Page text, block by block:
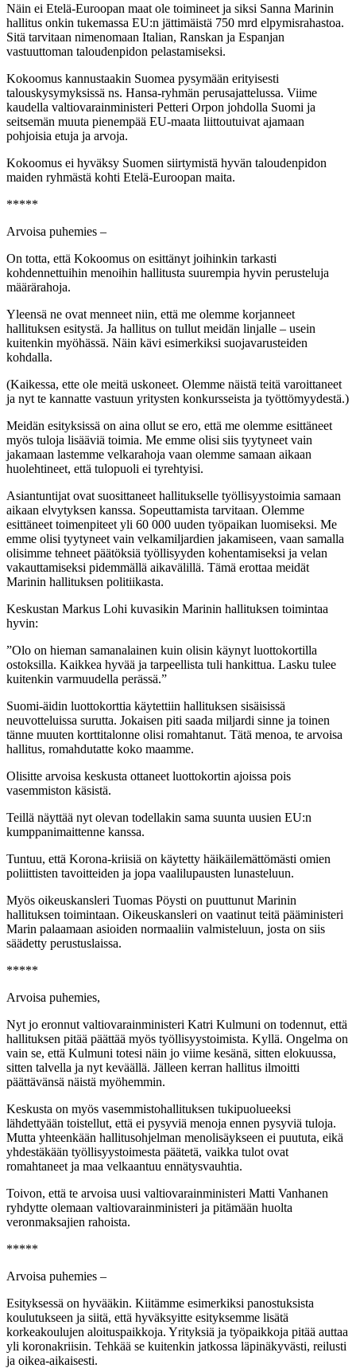
Näin ei Etelä-Euroopan maat ole toimineet ja siksi Sanna Marinin
hallitus onkin tukemassa EU:n jättimäistä 750 mrd elpymisrahastoa.
Sitä tarvitaan nimenomaan Italian, Ranskan ja Espanjan
vastuuttoman taloudenpidon pelastamiseksi.
Kokoomus kannustaakin Suomea pysymään erityisesti
talouskysymyksissä ns. Hansa-ryhmän perusajattelussa. Viime
kaudella valtiovarainministeri Petteri Orpon johdolla Suomi ja
seitsemän muuta pienempää EU-maata liittoutuivat ajamaan
pohjoisia etuja ja arvoja.
Kokoomus ei hyväksy Suomen siirtymistä hyvän taloudenpidon
maiden ryhmästä kohti Etelä-Euroopan maita.
*****
Arvoisa puhemies –
On totta, että Kokoomus on esittänyt joihinkin tarkasti
kohdennettuihin menoihin hallitusta suurempia hyvin perusteluja
määrärahoja.
Yleensä ne ovat menneet niin, että me olemme korjanneet
hallituksen esitystä. Ja hallitus on tullut meidän linjalle – usein
kuitenkin myöhässä. Näin kävi esimerkiksi suojavarusteiden
kohdalla.
(Kaikessa, ette ole meitä uskoneet. Olemme näistä teitä varoittaneet
ja nyt te kannatte vastuun yritysten konkursseista ja työttömyydestä.)
Meidän esityksissä on aina ollut se ero, että me olemme esittäneet
myös tuloja lisääviä toimia. Me emme olisi siis tyytyneet vain
jakamaan lastemme velkarahoja vaan olemme samaan aikaan
huolehtineet, että tulopuoli ei tyrehtyisi.
Asiantuntijat ovat suosittaneet hallitukselle työllisyystoimia samaan
aikaan elvytyksen kanssa. Sopeuttamista tarvitaan. Olemme
esittäneet toimenpiteet yli 60 000 uuden työpaikan luomiseksi. Me
emme olisi tyytyneet vain velkamiljardien jakamiseen, vaan samalla
olisimme tehneet päätöksiä työllisyyden kohentamiseksi ja velan
vakauttamiseksi pidemmällä aikavälillä. Tämä erottaa meidät
Marinin hallituksen politiikasta.
Keskustan Markus Lohi kuvasikin Marinin hallituksen toimintaa
hyvin:
”Olo on hieman samanalainen kuin olisin käynyt luottokortilla
ostoksilla. Kaikkea hyvää ja tarpeellista tuli hankittua. Lasku tulee
kuitenkin varmuudella perässä.”
Suomi-äidin luottokorttia käytettiin hallituksen sisäisissä
neuvotteluissa surutta. Jokaisen piti saada miljardi sinne ja toinen
tänne muuten korttitalonne olisi romahtanut. Tätä menoa, te arvoisa
hallitus, romahdutatte koko maamme.
Olisitte arvoisa keskusta ottaneet luottokortin ajoissa pois
vasemmiston käsistä.
Teillä näyttää nyt olevan todellakin sama suunta uusien EU:n
kumppanimaittenne kanssa.
Tuntuu, että Korona-kriisiä on käytetty häikäilemättömästi omien
poliittisten tavoitteiden ja jopa vaalilupausten lunasteluun.
Myös oikeuskansleri Tuomas Pöysti on puuttunut Marinin
hallituksen toimintaan. Oikeuskansleri on vaatinut teitä pääministeri
Marin palaamaan asioiden normaaliin valmisteluun, josta on siis
säädetty perustuslaissa.
*****
Arvoisa puhemies,
Nyt jo eronnut valtiovarainministeri Katri Kulmuni on todennut, että
hallituksen pitää päättää myös työllisyystoimista. Kyllä. Ongelma on
vain se, että Kulmuni totesi näin jo viime kesänä, sitten elokuussa,
sitten talvella ja nyt keväällä. Jälleen kerran hallitus ilmoitti
päättävänsä näistä myöhemmin.
Keskusta on myös vasemmistohallituksen tukipuolueeksi
lähdettyään toistellut, että ei pysyviä menoja ennen pysyviä tuloja.
Mutta yhteenkään hallitusohjelman menolisäykseen ei puututa, eikä
yhdestäkään työllisyystoimesta päätetä, vaikka tulot ovat
romahtaneet ja maa velkaantuu ennätysvauhtia.
Toivon, että te arvoisa uusi valtiovarainministeri Matti Vanhanen
ryhdytte olemaan valtiovarainministeri ja pitämään huolta
veronmaksajien rahoista.
*****
Arvoisa puhemies –
Esityksessä on hyvääkin. Kiitämme esimerkiksi panostuksista
koulutukseen ja siitä, että hyväksyitte esityksemme lisätä
korkeakoulujen aloituspaikkoja. Yrityksiä ja työpaikkoja pitää auttaa
yli koronakriisin. Tehkää se kuitenkin jatkossa läpinäkyvästi, reilusti
ja oikea-aikaisesti.